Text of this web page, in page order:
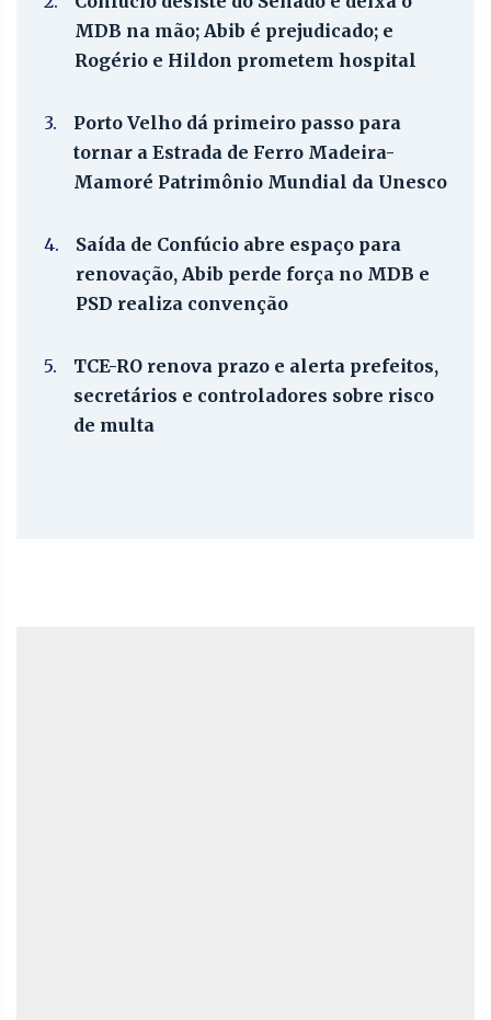
MDB na mão; Abib é prejudicado; e
Rogério e Hildon prometem hospital
3.
Porto Velho dá primeiro passo para
tornar a Estrada de Ferro Madeira-
Mamoré Patrimônio Mundial da Unesco
4.
Saída de Confúcio abre espaço para
renovação, Abib perde força no MDB e
PSD realiza convenção
5.
TCE-RO renova prazo e alerta prefeitos,
secretários e controladores sobre risco
de multa